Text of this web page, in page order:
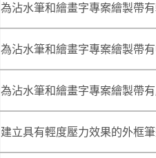
為沾水筆和繪畫字專案繪製帶
為沾水筆和繪畫字專案繪製帶
為沾水筆和繪畫字專案繪製帶
建立具有輕度壓力效果的外框筆